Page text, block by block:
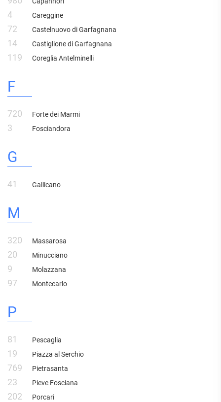
4 Careggine
72 Castelnuovo di Garfagnana
14 Castiglione di Garfagnana
119 Coreglia Antelminelli
F
720 Forte dei Marmi
3 Fosciandora
G
41 Gallicano
M
320 Massarosa
20 Minucciano
9 Molazzana
97 Montecarlo
P
81 Pescaglia
19 Piazza al Serchio
769 Pietrasanta
23 Pieve Fosciana
202 Porcari